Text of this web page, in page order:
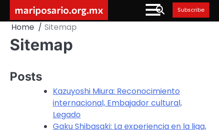
content
mariposario.org.mx Subscribe
Home Sitemap
Sitemap
Posts
Kazuyoshi Miura: Reconocimiento
internacional, Embajador cultural,
Legado
Gaku Shibasaki: La experiencia en la liga,